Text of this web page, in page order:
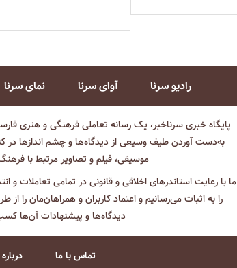
رادیو سرنا آوای سرنا نمای سرنا
پایگاه خبری سرناخبر، یک رسانه تعاملی فرهنگی و هنری
به‌دست آوردن طیف وسیعی از دیدگاه‌ها و چشم انداز‌ها در
موسیقی، فیلم و تصاویر مرتبط با
ما با رعایت استاندرهای اخلاقی و قانونی در تمامی تعاملات و
را به اثبات می‌رسانیم و اعتماد کاربران و همراهان‌مان را
دیدگاه‌ها و پیشنهادات آن‌ها
تماس با ما